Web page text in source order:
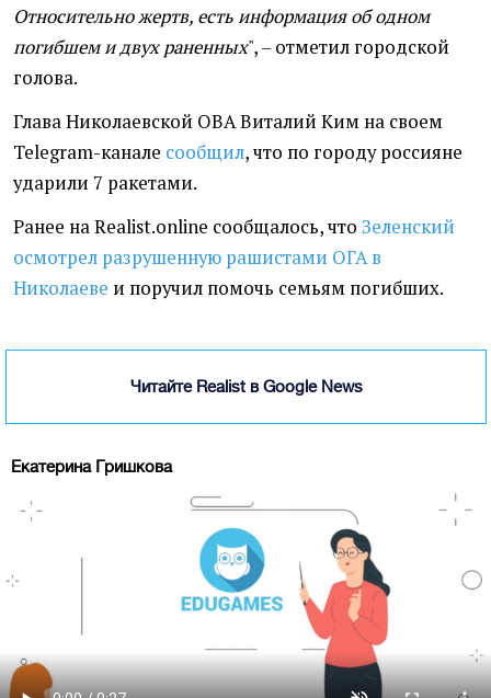
Относительно жертв, есть информация об одном
погибшем и двух раненных", – отметил городской
голова.
Глава Николаевской ОВА Виталий Ким на своем
Telegram-канале сообщил, что по городу россияне
ударили 7 ракетами.
Ранее на Realist.online сообщалось, что Зеленский
осмотрел разрушенную рашистами ОГА в
Николаеве и поручил помочь семьям погибших.
Читайте Realist в Google News
Екатерина Гришкова